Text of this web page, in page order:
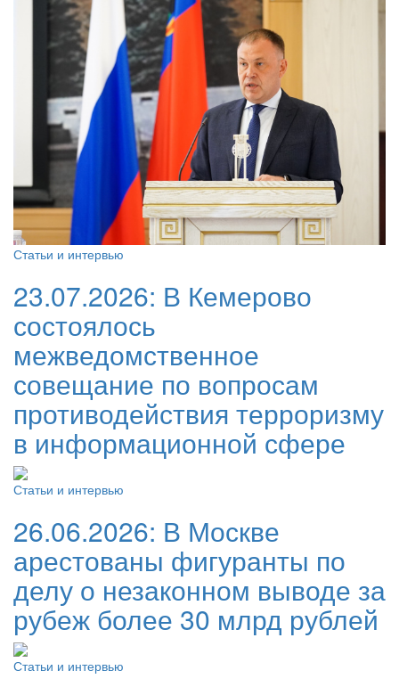
Статьи и интервью
23.07.2026: В Кемерово
состоялось
межведомственное
совещание по вопросам
противодействия терроризму
в информационной сфере
Статьи и интервью
26.06.2026: В Москве
арестованы фигуранты по
делу о незаконном выводе за
рубеж более 30 млрд рублей
Статьи и интервью